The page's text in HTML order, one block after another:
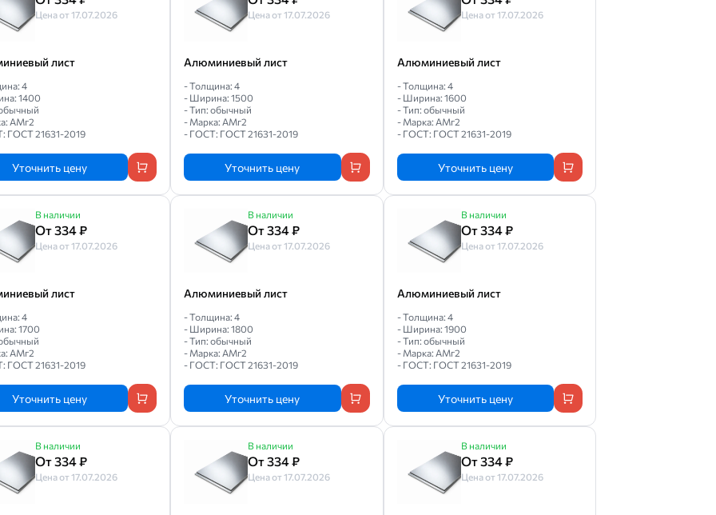
Цена от 17.07.2026
лист
4
1400
АМг2
ГОСТ 21631-2019
Уточнить цену
Цена от 17.07.2026
Алюминиевый лист
- Толщина: 4
- Ширина: 1500
- Тип: обычный
- Марка: АМг2
- ГОСТ: ГОСТ 21631-2019
Уточнить цену
Цена от 17.07.2026
Алюминиевый лист
- Толщина: 4
- Ширина: 1600
- Тип: обычный
- Марка: АМг2
- ГОСТ: ГОСТ 21631-2019
Уточнить цену
В наличии
От 334 ₽
Цена от 17.07.2026
лист
4
1700
АМг2
ГОСТ 21631-2019
Уточнить цену
В наличии
От 334 ₽
Цена от 17.07.2026
Алюминиевый лист
- Толщина: 4
- Ширина: 1800
- Тип: обычный
- Марка: АМг2
- ГОСТ: ГОСТ 21631-2019
Уточнить цену
В наличии
От 334 ₽
Цена от 17.07.2026
Алюминиевый лист
- Толщина: 4
- Ширина: 1900
- Тип: обычный
- Марка: АМг2
- ГОСТ: ГОСТ 21631-2019
Уточнить цену
В наличии
От 334 ₽
Цена от 17.07.2026
В наличии
От 334 ₽
Цена от 17.07.2026
В наличии
От 334 ₽
Цена от 17.07.2026